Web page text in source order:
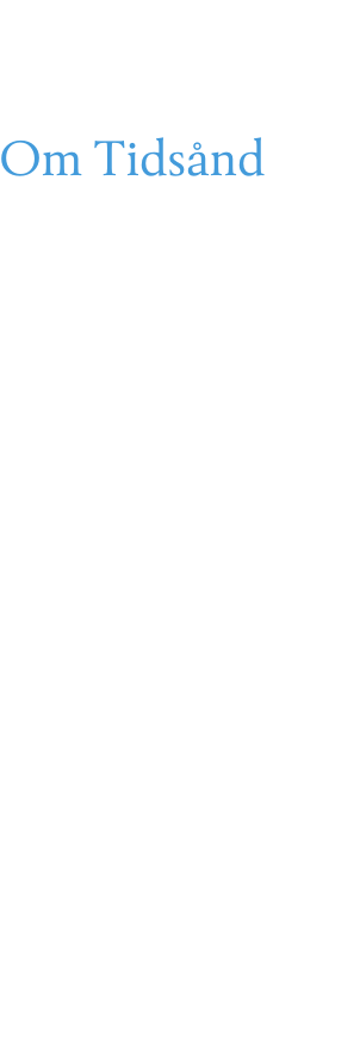
Om Tidsånd